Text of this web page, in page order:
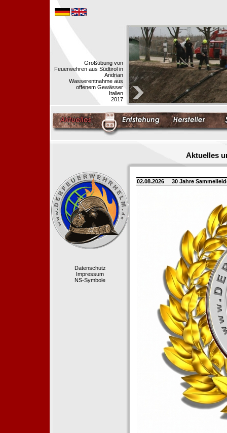
Großübung von
Feuerwehren aus Südtirol in
Andrian
Wasserentnahme aus
offenem Gewässer
Italien
2017
Aktuelles
Datenschutz
Impressum
NS-Symbole
02.08.2026 30 Jahre